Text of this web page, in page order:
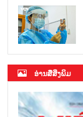
ອ່ານສື່ສິ່ງພິມ